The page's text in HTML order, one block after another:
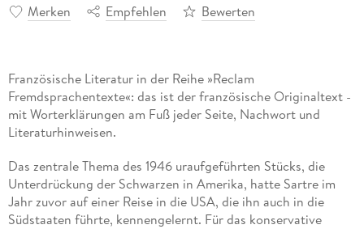
Merken Empfehlen Bewerten
Französische Literatur in der Reihe »Reclam
Fremdsprachentexte«: das ist der französische Originaltext -
mit Worterklärungen am Fuß jeder Seite, Nachwort und
Literaturhinweisen.
Das zentrale Thema des 1946 uraufgeführten Stücks, die
Unterdrückung der Schwarzen in Amerika, hatte Sartre im
Jahr zuvor auf einer Reise in die USA, die ihn auch in die
Südstaaten führte, kennengelernt. Für das konservative